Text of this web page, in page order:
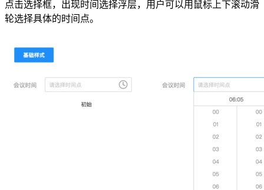
点击选择框，出现时间选择浮层，用户可以用鼠标上下滚动滑
轮选择具体的时间点。